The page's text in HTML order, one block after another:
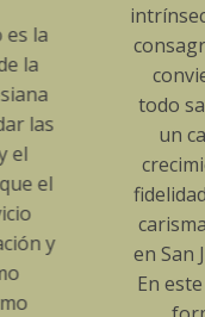
intrínseca de la vida
consagrada que se
convierte para
todo salesiano en
un camino de
crecimiento en la
fidelidad creativa al
carisma heredado
en San Juan Bosco.
En este sentido, la